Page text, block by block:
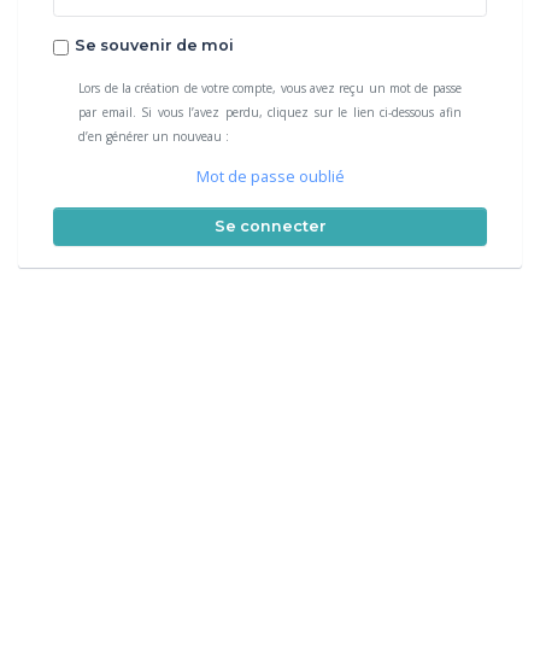
Se souvenir de moi
Lors de la création de votre compte, vous avez reçu un mot de passe
par email. Si vous l’avez perdu, cliquez sur le lien ci-dessous afin
d’en générer un nouveau :
Mot de passe oublié
Se connecter